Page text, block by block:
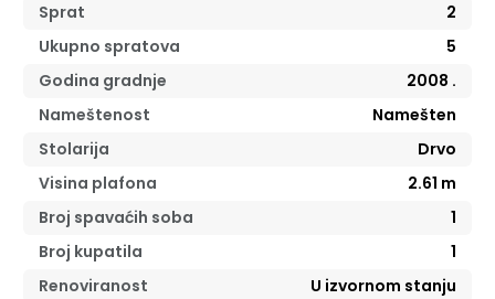
Sprat
2
Ukupno spratova
5
Godina gradnje
2008 .
Nameštenost
Namešten
Stolarija
Drvo
Visina plafona
2.61 m
Broj spavaćih soba
1
Broj kupatila
1
Renoviranost
U izvornom stanju